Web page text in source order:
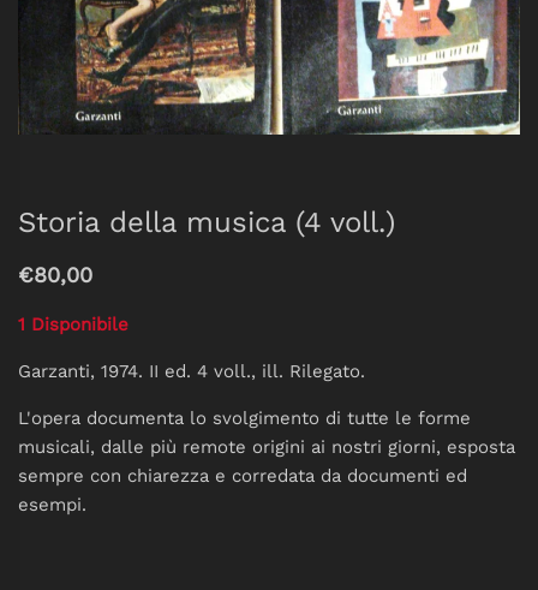
Storia della musica (4 voll.)
€80,00
1 Disponibile
Garzanti, 1974. II ed. 4 voll., ill. Rilegato.
L'opera documenta lo svolgimento di tutte le forme
musicali, dalle più remote origini ai nostri giorni, esposta
sempre con chiarezza e corredata da documenti ed
esempi.